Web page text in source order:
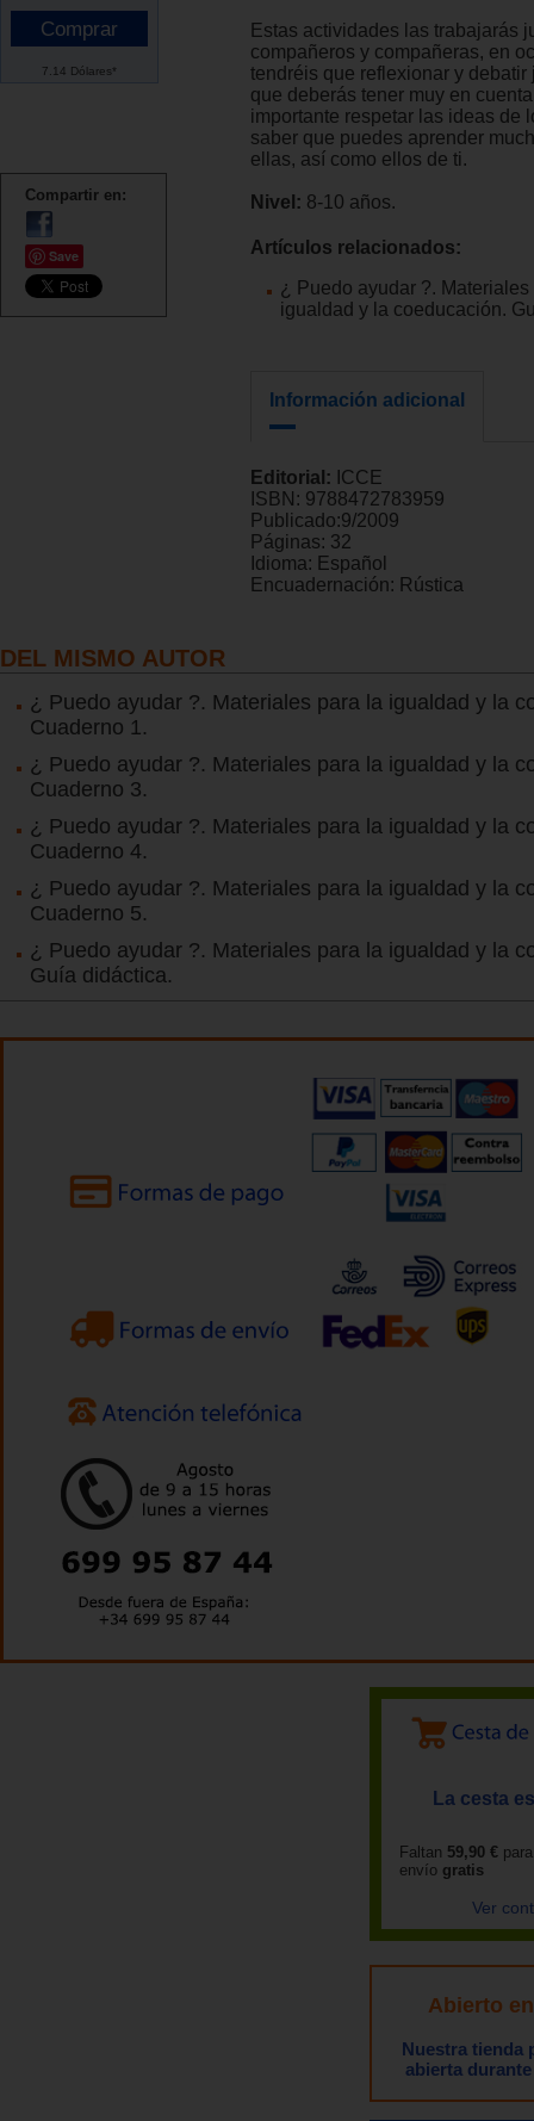
7.14 Dólares*
Compartir en:
Save
Estas actividades las trabajarás
compañeros y compañeras, en
tendréis que reflexionar y debatir
que deberás tener muy en
importante respetar las ideas de
saber que puedes aprender
ellas, así como ellos de ti.
Nivel: 8-10 años.
Artículos relacionados:
¿ Puedo ayudar ?. Materiales
igualdad y la coeducación.
Información adicional
Editorial: ICCE
ISBN: 9788472783959
Publicado:9/2009
Páginas: 32
Idioma: Español
Encuadernación: Rústica
DEL MISMO AUTOR
¿ Puedo ayudar ?. Materiales para la igualdad y la
Cuaderno 1.
¿ Puedo ayudar ?. Materiales para la igualdad y la
Cuaderno 3.
¿ Puedo ayudar ?. Materiales para la igualdad y la
Cuaderno 4.
¿ Puedo ayudar ?. Materiales para la igualdad y la
Cuaderno 5.
¿ Puedo ayudar ?. Materiales para la igualdad y la
Guía didáctica.
La cesta
Faltan 59,90 €
envío gratis
Ver
Abierto
Nuestra tienda
abierta